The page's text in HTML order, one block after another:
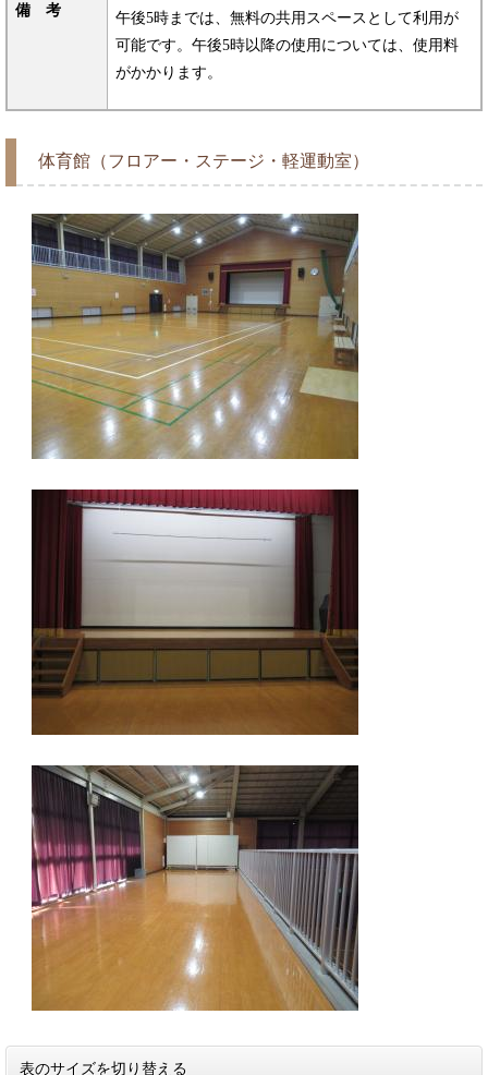
備 考
午後5時までは、無料の共用スペースとして利用が
可能です。午後5時以降の使用については、使用料
がかかります。
体育館（フロアー・ステージ・軽運動室）
表のサイズを切り替える